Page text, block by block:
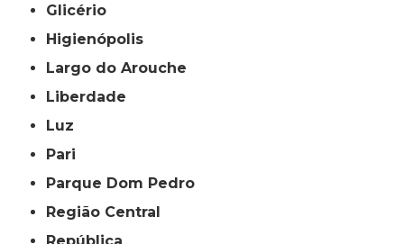
Glicério
Higienópolis
Largo do Arouche
Liberdade
Luz
Pari
Parque Dom Pedro
Região Central